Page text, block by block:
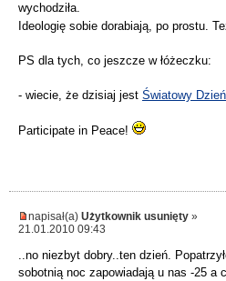
wychodziła.
Ideologię sobie dorabiają, po prostu.
PS dla tych, co jeszcze w łóżeczku:
- wiecie, że dzisiaj jest Światowy
Participate in Peace!
napisał(a) Użytkownik usunięty »
21.01.2010 09:43
..no niezbyt dobry..ten dzień.
sobotnią noc zapowiadają u nas -25 a